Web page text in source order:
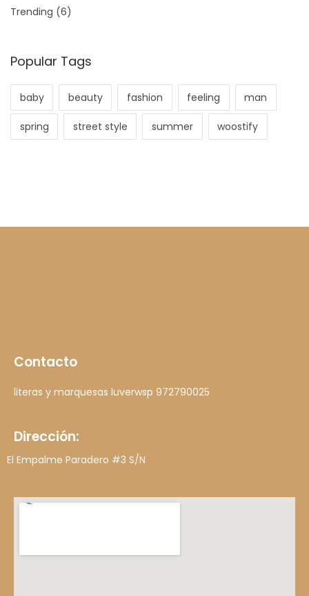
Trending (6)
Popular Tags
baby beauty fashion feeling man
spring street style summer woostify
Contacto
literas y marquesas luverwsp 972790025
Dirección:
El Empalme Paradero #3 S/N